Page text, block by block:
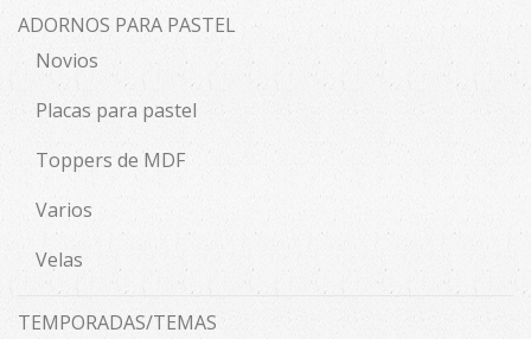
ADORNOS PARA PASTEL
Novios
Placas para pastel
Toppers de MDF
Varios
Velas
TEMPORADAS/TEMAS